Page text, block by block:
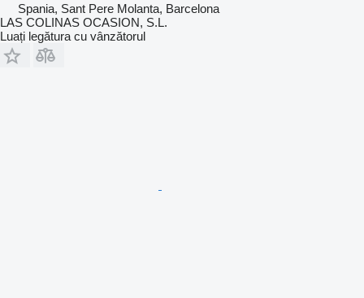
Spania, Sant Pere Molanta, Barcelona
LAS COLINAS OCASION, S.L.
Luați legătura cu vânzătorul